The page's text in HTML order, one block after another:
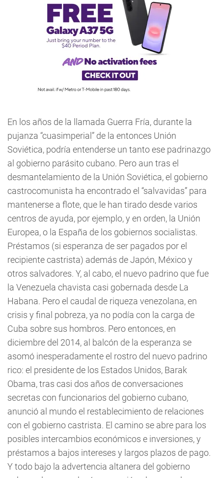
En los años de la llamada Guerra Fría, durante la
pujanza “cuasimperial” de la entonces Unión
Soviética, podría entenderse un tanto ese padrinazgo
al gobierno parásito cubano. Pero aun tras el
desmantelamiento de la Unión Soviética, el gobierno
castrocomunista ha encontrado el “salvavidas” para
mantenerse a flote, que le han tirado desde varios
centros de ayuda, por ejemplo, y en orden, la Unión
Europea, o la España de los gobiernos socialistas.
Préstamos (si esperanza de ser pagados por el
recipiente castrista) además de Japón, México y
otros salvadores. Y, al cabo, el nuevo padrino que fue
la Venezuela chavista casi gobernada desde La
Habana. Pero el caudal de riqueza venezolana, en
crisis y final pobreza, ya no podía con la carga de
Cuba sobre sus hombros. Pero entonces, en
diciembre del 2014, al balcón de la esperanza se
asomó inesperadamente el rostro del nuevo padrino
rico: el presidente de los Estados Unidos, Barak
Obama, tras casi dos años de conversaciones
secretas con funcionarios del gobierno cubano,
anunció al mundo el restablecimiento de relaciones
con el gobierno castrista. El camino se abre para los
posibles intercambios económicos e inversiones, y
préstamos a bajos intereses y largos plazos de pago.
Y todo bajo la advertencia altanera del gobierno